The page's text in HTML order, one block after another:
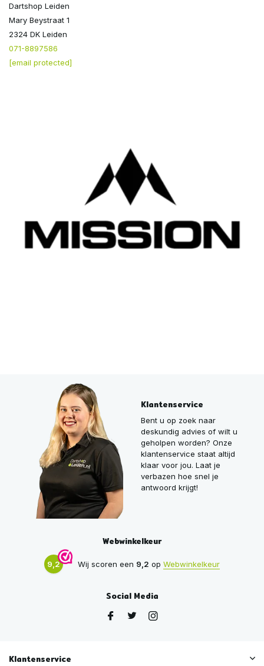
Dartshop Leiden
Mary Beystraat 1
2324 DK Leiden
071-8897586
[email protected]
Klantenservice
Bent u op zoek naar
deskundig advies of wilt u
geholpen worden? Onze
klantenservice staat altijd
klaar voor jou. Laat je
verbazen hoe snel je
antwoord krijgt!
Webwinkelkeur
9,2 Wij scoren een 9,2 op Webwinkelkeur
Social Media
Klantenservice